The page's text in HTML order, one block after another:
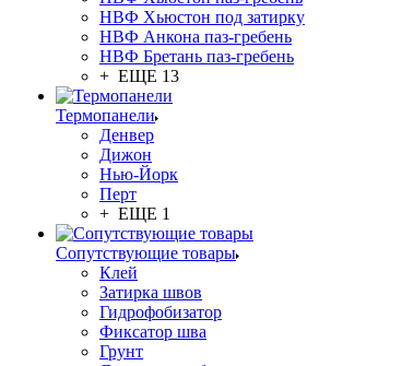
НВФ Хьюстон под затирку
НВФ Анкона паз-гребень
НВФ Бретань паз-гребень
+ ЕЩЕ 13
Термопанели
Денвер
Дижон
Нью-Йорк
Перт
+ ЕЩЕ 1
Сопутствующие товары
Клей
Затирка швов
Гидрофобизатор
Фиксатор шва
Грунт